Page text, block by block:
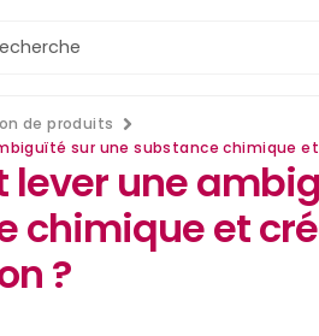
de produits
sur une substance chimique
lever une
chimique et
?